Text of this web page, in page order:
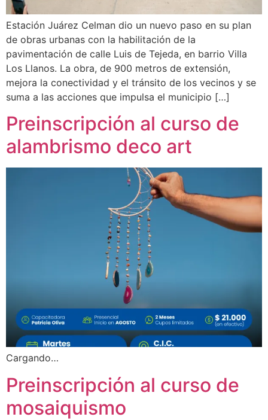
Estación Juárez Celman dio un nuevo paso en su plan
de obras urbanas con la habilitación de la
pavimentación de calle Luis de Tejeda, en barrio Villa
Los Llanos. La obra, de 900 metros de extensión,
mejora la conectividad y el tránsito de los vecinos y se
suma a las acciones que impulsa el municipio […]
Preinscripción al curso de
alambrismo deco art
Cargando…
Preinscripción al curso de
mosaiquismo